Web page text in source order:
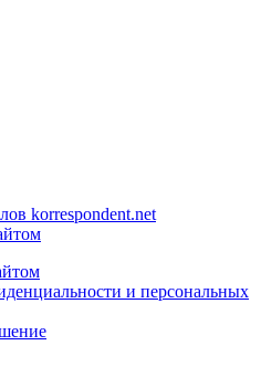
korrespondent.net
и персональных